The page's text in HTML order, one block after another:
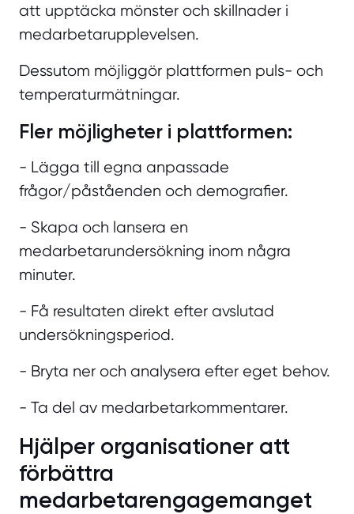
att upptäcka mönster och skillnader i
medarbetarupplevelsen.
Dessutom möjliggör plattformen puls- och
temperaturmätningar.
Fler möjligheter i plattformen:
- Lägga till egna anpassade
frågor/påståenden och demografier.
- Skapa och lansera en
medarbetarundersökning inom några
minuter.
- Få resultaten direkt efter avslutad
undersökningsperiod.
- Bryta ner och analysera efter eget behov.
- Ta del av medarbetarkommentarer.
Hjälper organisationer att
förbättra
medarbetarengagemanget